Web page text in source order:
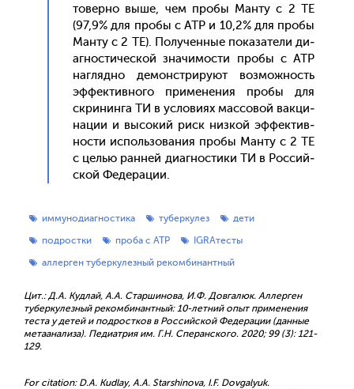
то­вер­но вы­ше, чем про­бы Ман­ту с 2 ТЕ
(97,9% для про­бы с АТР и 10,2% для про­бы
Ман­ту с 2 ТЕ). По­лучен­ные по­каза­тели ди­
аг­ности­чес­кой зна­чимос­ти про­бы с АТР
наг­лядно де­монс­три­ру­ют воз­можность
эф­фектив­но­го при­мене­ния про­бы для
скри­нин­га ТИ в ус­ло­ви­ях мас­со­вой вак­ци­
нации и вы­сокий риск низ­кой эф­фектив­
ности ис­поль­зо­вания про­бы Ман­ту с 2 ТЕ
с целью ран­ней ди­аг­ности­ки ТИ в Рос­сий­
ской Фе­дера­ции.
иммунодиагностика туберкулез
дети
подростки
проба с АТР
IGRAтесты
аллерген туберкулезный рекомбинантный
Цит.: Д.А. Кудлай, А.А. Старшинова, И.Ф. Довгалюк. Аллерген
туберкулезный рекомбинантный: 10-летний опыт применения
теста у детей и подростков в Российской Федерации (данные
метаанализа). Педиатрия им. Г.Н. Сперанского. 2020; 99 (3): 121-
129.
For citation: D.A. Kudlay, A.A. Starshinova, I.F. Dovgalyuk.